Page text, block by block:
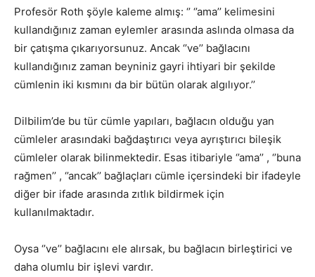
Profesör Roth şöyle kaleme almış: ‘’ ‘’ama’’ kelimesini
kullandığınız zaman eylemler arasında aslında olmasa da
bir çatışma çıkarıyorsunuz. Ancak ‘’ve’’ bağlacını
kullandığınız zaman beyniniz gayri ihtiyari bir şekilde
cümlenin iki kısmını da bir bütün olarak algılıyor.’’
Dilbilim’de bu tür cümle yapıları, bağlacın olduğu yan
cümleler arasındaki bağdaştırıcı veya ayrıştırıcı bileşik
cümleler olarak bilinmektedir. Esas itibariyle ‘’ama’’ , ‘’buna
rağmen’’ , ‘’ancak’’ bağlaçları cümle içersindeki bir ifadeyle
diğer bir ifade arasında zıtlık bildirmek için
kullanılmaktadır.
Oysa ‘’ve’’ bağlacını ele alırsak, bu bağlacın birleştirici ve
daha olumlu bir işlevi vardır.